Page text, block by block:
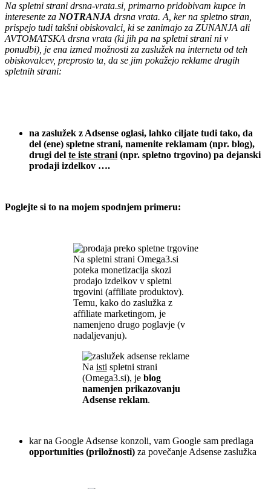
Na spletni strani drsna-vrata.si, primarno pridobivam kupce in
interesente za NOTRANJA drsna vrata. A, ker na spletno stran,
prispejo tudi takšni obiskovalci, ki se zanimajo za ZUNANJA ali
AVTOMATSKA drsna vrata (ki jih pa na spletni strani ni v
ponudbi), je ena izmed možnosti za zaslužek na internetu od teh
obiskovalcev, preprosto ta, da se jim pokažejo reklame drugih
spletnih strani:
na zaslužek z Adsense oglasi, lahko ciljate tudi tako, da
del (ene) spletne strani, namenite reklamam (npr. blog),
drugi del te iste strani (npr. spletno trgovino) pa dejanski
prodaji izdelkov ….
Poglejte si to na mojem spodnjem primeru:
Na spletni strani Omega3.si
poteka monetizacija skozi
prodajo izdelkov v spletni
trgovini (affiliate produktov).
Temu, kako do zaslužka z
affiliate marketingom, je
namenjeno drugo poglavje (v
nadaljevanju).
Na isti spletni strani
(Omega3.si), je blog
namenjen prikazovanju
Adsense reklam.
kar na Google Adsense konzoli, vam Google sam predlaga
opportunities (priložnosti) za povečanje Adsense zaslužka